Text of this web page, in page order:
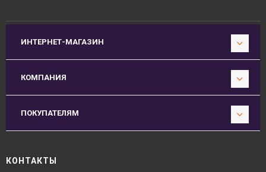
ИНТЕРНЕТ-МАГАЗИН
КОМПАНИЯ
ПОКУПАТЕЛЯМ
КОНТАКТЫ